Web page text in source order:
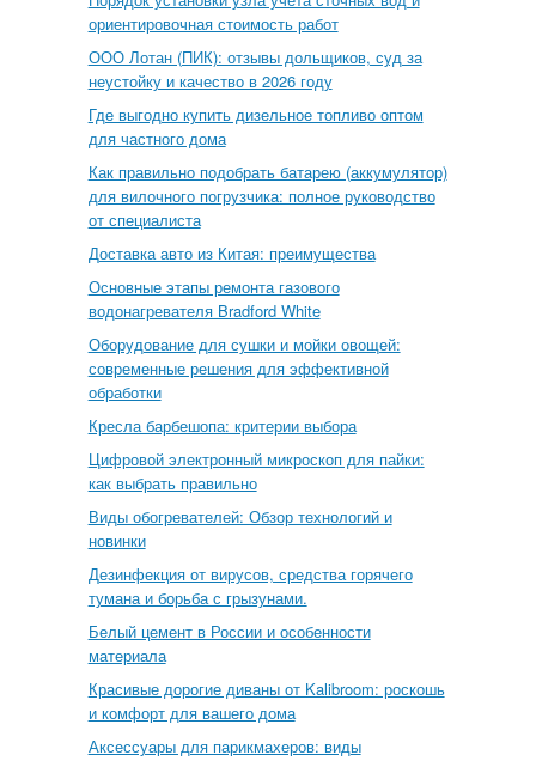
ориентировочная стоимость работ
ООО Лотан (ПИК): отзывы дольщиков, суд за
неустойку и качество в 2026 году
Где выгодно купить дизельное топливо оптом
для частного дома
Как правильно подобрать батарею (аккумулятор)
для вилочного погрузчика: полное руководство
от специалиста
Доставка авто из Китая: преимущества
Основные этапы ремонта газового
водонагревателя Bradford White
Оборудование для сушки и мойки овощей:
современные решения для эффективной
обработки
Кресла барбешопа: критерии выбора
Цифровой электронный микроскоп для пайки:
как выбрать правильно
Виды обогревателей: Обзор технологий и
новинки
Дезинфекция от вирусов, средства горячего
тумана и борьба с грызунами.
Белый цемент в России и особенности
материала
Красивые дорогие диваны от Kalibroom: роскошь
и комфорт для вашего дома
Аксессуары для парикмахеров: виды